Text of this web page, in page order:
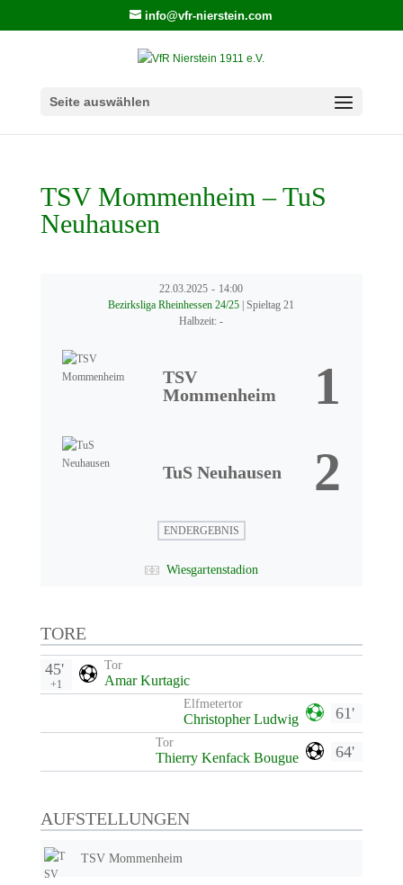
info@vfr-nierstein.com
Seite auswählen
TSV Mommenheim – TuS
Neuhausen
22.03.2025 - 14:00
Bezirksliga Rheinhessen 24/25 | Spieltag 21
Halbzeit: -
TSV
Mommenheim
1
TuS Neuhausen 2
ENDERGEBNIS
Wiesgartenstadion
TORE
Tor
Amar Kurtagic
45'
+1
61'
Elfmetertor
Christopher Ludwig
64'
Tor
Thierry Kenfack Bougue
AUFSTELLUNGEN
TSV Mommenheim